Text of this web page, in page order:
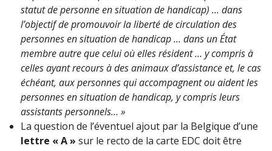
statut de personne en situation de handicap) … dans
l’objectif de promouvoir la liberté de circulation des
personnes en situation de handicap … dans un État
membre autre que celui où elles résident … y compris à
celles ayant recours à des animaux d’assistance et, le cas
échéant, aux personnes qui accompagnent ou aident les
personnes en situation de handicap, y compris leurs
assistants personnels… »
La question de l’éventuel ajout par la Belgique d’une
lettre « A » sur le recto de la carte EDC doit être